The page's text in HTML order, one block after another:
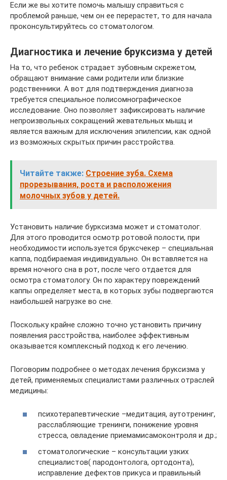
Если же вы хотите помочь малышу справиться с
проблемой раньше, чем он ее перерастет, то для начала
проконсультируйтесь со стоматологом.
Диагностика и лечение бруксизма у детей
На то, что ребенок страдает зубовным скрежетом,
обращают внимание сами родители или близкие
родственники. А вот для подтверждения диагноза
требуется специальное полисомнографическое
исследование. Оно позволяет зафиксировать наличие
непроизвольных сокращений жевательных мышц и
является важным для исключения эпилепсии, как одной
из возможных скрытых причин расстройства.
Читайте также: Строение зуба. Схема
прорезывания, роста и расположения
молочных зубов у детей.
Установить наличие бурксизма может и стоматолог.
Для этого проводится осмотр ротовой полости, при
необходимости используется бруксчекер – специальная
каппа, подбираемая индивидуально. Он вставляется на
время ночного сна в рот, после чего отдается для
осмотра стоматологу. Он по характеру повреждений
каппы определяет места, в которых зубы подвергаются
наибольшей нагрузке во сне.
Поскольку крайне сложно точно установить причину
появления расстройства, наиболее эффективным
оказывается комплексный подход к его лечению.
Поговорим подробнее о методах лечения бруксизма у
детей, применяемых специалистами различных отраслей
медицины:
психотерапевтические –медитация, аутотренинг,
расслабляющие тренинги, понижение уровня
стресса, овладение приемамисамоконтроля и др.;
стоматологические – консультации узких
специалистов( пародонтолога, ортодонта),
исправление дефектов прикуса и правильный